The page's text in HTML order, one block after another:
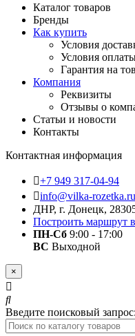
Каталог товаров
Бренды
Как купить
Условия
Условия
Гарантия на
Компания
Реквизиты
Отзывы о
Статьи и новости
Контакты
Контактная информация
+7 949 317-04-94
info@vilka-rozetka.ru
ДНР, г. Донецк,
Построить маршрут в
ПН-Сб 9:00 - 17:00
ВС Выходной
×
Введите поисковый запрос: